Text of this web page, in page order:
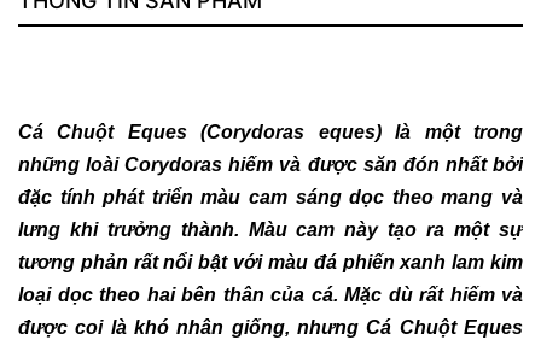
Cá Chuột Eques (Corydoras eques) là một trong
những loài Corydoras hiếm và được săn đón nhất bởi
đặc tính phát triển màu cam sáng dọc theo mang và
lưng khi trưởng thành. Màu cam này tạo ra một sự
tương phản rất nổi bật với màu đá phiến xanh lam kim
loại dọc theo hai bên thân của cá. Mặc dù rất hiếm và
được coi là khó nhân giống, nhưng Cá Chuột Eques